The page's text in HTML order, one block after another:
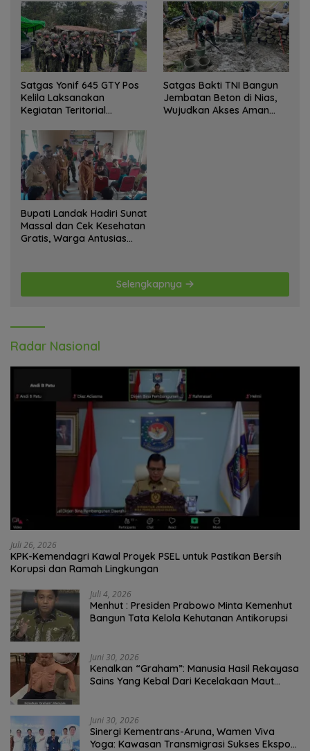
Ke Pasar Global
Satgas Yonif 645 GTY Pos
Kelila Laksanakan
Kegiatan Teritorial
Tokoh Adat dan Lurah
Satgas Bakti TNI Bangun
Jembatan Beton di Nias,
Wujudkan Akses Aman
Bupati Landak Hadiri Sunat
Massal dan Cek Kesehatan
Gratis, Warga Antusias
Selengkapnya
Radar Nasional
Juli 26, 2026
KPK-Kemendagri Kawal Proyek PSEL untuk Pastikan Bersih
Korupsi dan Ramah Lingkungan
Juli 4, 2026
Menhut : Presiden Prabowo Minta Kemenhut
Bangun Tata Kelola Kehutanan Antikorupsi
Juni 30, 2026
Kenalkan “Graham”: Manusia Hasil Rekayasa
Sains Yang Kebal Dari Kecelakaan Maut
Juni 30, 2026
Sinergi Kementrans-Aruna, Wamen Viva
Yoga: Kawasan Transmigrasi Sukses Ekspor